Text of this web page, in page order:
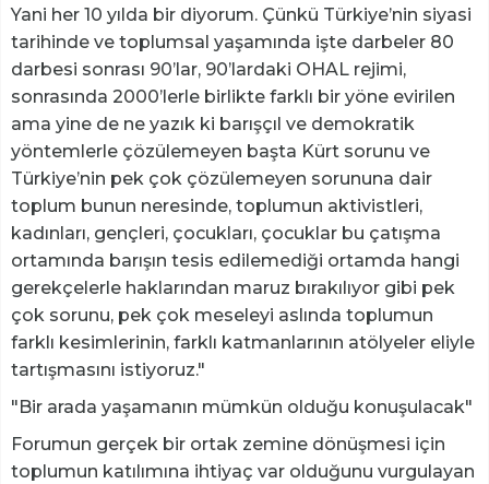
Yani her 10 yılda bir diyorum. Çünkü Türkiye’nin siyasi
tarihinde ve toplumsal yaşamında işte darbeler 80
darbesi sonrası 90’lar, 90’lardaki OHAL rejimi,
sonrasında 2000’lerle birlikte farklı bir yöne evirilen
ama yine de ne yazık ki barışçıl ve demokratik
yöntemlerle çözülemeyen başta Kürt sorunu ve
Türkiye’nin pek çok çözülemeyen sorununa dair
toplum bunun neresinde, toplumun aktivistleri,
kadınları, gençleri, çocukları, çocuklar bu çatışma
ortamında barışın tesis edilemediği ortamda hangi
gerekçelerle haklarından maruz bırakılıyor gibi pek
çok sorunu, pek çok meseleyi aslında toplumun
farklı kesimlerinin, farklı katmanlarının atölyeler eliyle
tartışmasını istiyoruz."
"Bir arada yaşamanın mümkün olduğu konuşulacak"
Forumun gerçek bir ortak zemine dönüşmesi için
toplumun katılımına ihtiyaç var olduğunu vurgulayan